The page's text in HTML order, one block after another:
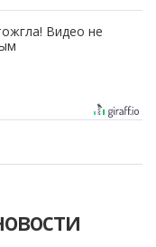
Видео не